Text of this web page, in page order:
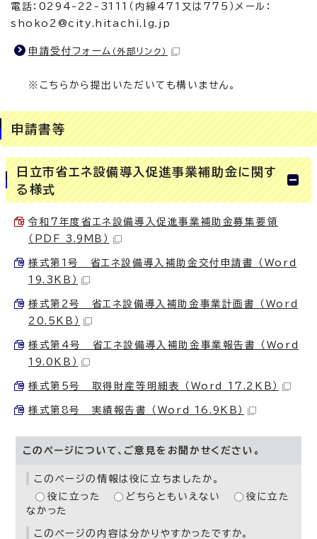
電話：0294-22-3111（内線471又は775）メール：
shoko2@city.hitachi.lg.jp
申請受付フォーム （外部リンク）
※こちらから提出いただいても構いません。
申請書等
日立市省エネ設備導入促進事業補助金に関す
る様式
令和7年度省エネ設備導入促進事業補助金募集要領
（PDF 3.9MB）
様式第1号 省エネ設備導入補助金交付申請書 （Word
19.3KB）
様式第2号 省エネ設備導入補助金事業計画書 （Word
20.5KB）
様式第4号 省エネ設備導入補助金事業報告書 （Word
19.0KB）
様式第5号 取得財産等明細表 （Word 17.2KB）
様式第8号 実績報告書 （Word 16.9KB）
このページについて、ご意見をお聞かせください。
このページの情報は役に立ちましたか。
役に立った
どちらともいえない
役に立た
なかった
このページの内容は分かりやすかったですか。